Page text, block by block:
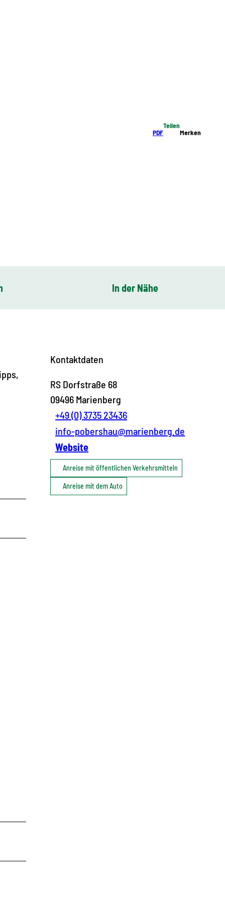
PDF
Teilen
Merken
In der Nähe
Kontaktdaten
RS Dorfstraße 68
09496 Marienberg
+49 (0) 3735 23436
info-pobershau@marienberg.de
Website
Anreise mit öffentlichen Verkehrsmitteln
Anreise mit dem Auto